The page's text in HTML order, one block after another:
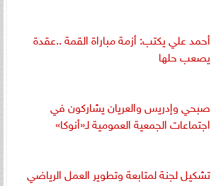
أحمد علي يكتب: أزمة مباراة القمة ..عقدة
يصعب حلها
صبحي وإدريس والعريان يشاركون في
اجتماعات الجمعية العمومية لـ«أنوكا»
تشكيل لجنة لمتابعة وتطوير العمل الرياضي